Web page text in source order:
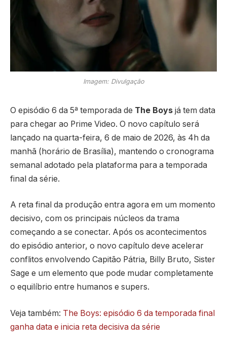
Imagem: Divulgação
O episódio 6 da 5ª temporada de The Boys já tem data
para chegar ao Prime Video. O novo capítulo será
lançado na quarta-feira, 6 de maio de 2026, às 4h da
manhã (horário de Brasília), mantendo o cronograma
semanal adotado pela plataforma para a temporada
final da série.
A reta final da produção entra agora em um momento
decisivo, com os principais núcleos da trama
começando a se conectar. Após os acontecimentos
do episódio anterior, o novo capítulo deve acelerar
conflitos envolvendo Capitão Pátria, Billy Bruto, Sister
Sage e um elemento que pode mudar completamente
o equilíbrio entre humanos e supers.
Veja também: The Boys: episódio 6 da temporada final
ganha data e inicia reta decisiva da série